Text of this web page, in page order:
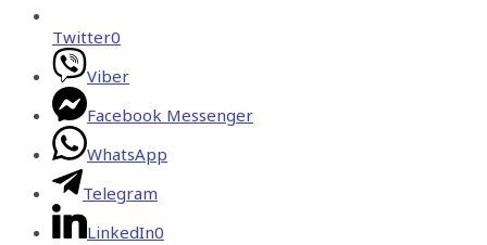
Twitter0
Viber
Facebook Messenger
WhatsApp
Telegram
LinkedIn0